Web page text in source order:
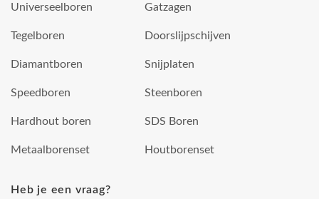
Universeelboren
Tegelboren
Diamantboren
Speedboren
Hardhout boren
Metaalborenset
Gatzagen
Doorslijpschijven
Snijplaten
Steenboren
SDS Boren
Houtborenset
Heb je een vraag?